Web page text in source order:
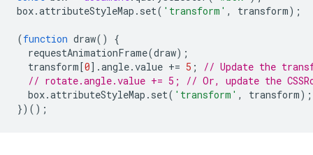
box.attributeStyleMap . set( 'transform' , transform);
(function draw()
{
requestAnimationFrame(draw);
transform[0].angle.value += 5 ;
// Update the
// rotate.angle.value += 5; // Or, update the
box.attributeStyleMap . set( 'transform' , transform);
})();